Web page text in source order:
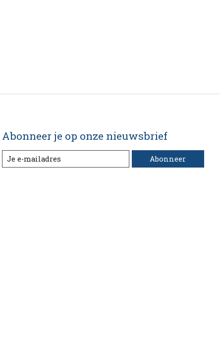
Abonneer je op onze nieuwsbrief
Abonneer